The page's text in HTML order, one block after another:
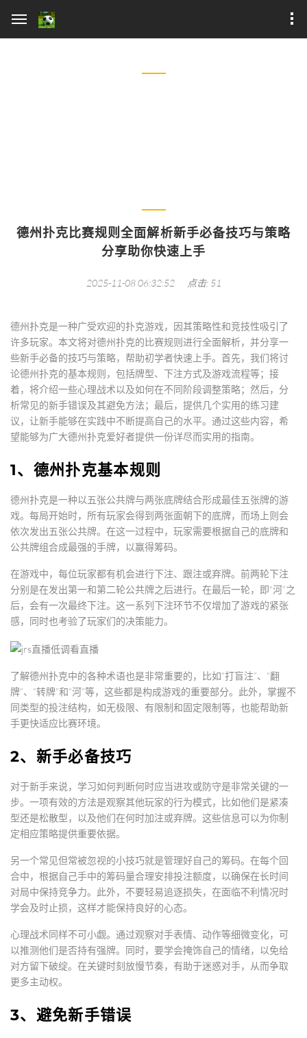
德州扑克比赛规则全面解析新手必备技巧与策略
分享助你快速上手
2025-11-08 06:32:52 点击: 51
德州扑克是一种广受欢迎的扑克游戏，因其策略性和竞技性吸引了
许多玩家。本文将对德州扑克的比赛规则进行全面解析，并分享一
些新手必备的技巧与策略，帮助初学者快速上手。首先，我们将讨
论德州扑克的基本规则，包括牌型、下注方式及游戏流程等；接
着，将介绍一些心理战术以及如何在不同阶段调整策略；然后，分
析常见的新手错误及其避免方法；最后，提供几个实用的练习建
议，让新手能够在实践中不断提高自己的水平。通过这些内容，希
望能够为广大德州扑克爱好者提供一份详尽而实用的指南。
1、德州扑克基本规则
德州扑克是一种以五张公共牌与两张底牌结合形成最佳五张牌的游
戏。每局开始时，所有玩家会得到两张面朝下的底牌，而场上则会
依次发出五张公共牌。在这一过程中，玩家需要根据自己的底牌和
公共牌组合成最强的手牌，以赢得筹码。
在游戏中，每位玩家都有机会进行下注、跟注或弃牌。前两轮下注
分别是在发出第一和第二轮公共牌之后进行。在最后一轮，即“河”之
后，会有一次最终下注。这一系列下注环节不仅增加了游戏的紧张
感，同时也考验了玩家们的决策能力。
了解德州扑克中的各种术语也是非常重要的，比如“打盲注”、“翻
牌”、“转牌”和“河”等，这些都是构成游戏的重要部分。此外，掌握不
同类型的投注结构，如无极限、有限制和固定限制等，也能帮助新
手更快适应比赛环境。
2、新手必备技巧
对于新手来说，学习如何判断何时应当进攻或防守是非常关键的一
步。一项有效的方法是观察其他玩家的行为模式，比如他们是紧凑
型还是松散型，以及他们在何时加注或弃牌。这些信息可以为你制
定相应策略提供重要依据。
另一个常见但常被忽视的小技巧就是管理好自己的筹码。在每个回
合中，根据自己手中的筹码量合理安排投注额度，以确保在长时间
对局中保持竞争力。此外，不要轻易追逐损失，在面临不利情况时
学会及时止损，这样才能保持良好的心态。
心理战术同样不可小觑。通过观察对手表情、动作等细微变化，可
以推测他们是否持有强牌。同时，要学会掩饰自己的情绪，以免给
对方留下破绽。在关键时刻放慢节奏，有助于迷惑对手，从而争取
更多主动权。
3、避免新手错误